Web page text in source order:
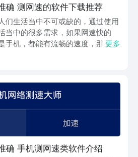
确 测网速的软件下载推荐
们生活当中不可或缺的，通过使用
当中的很多需求，如果网速快的
手机，都能有流畅的速度，那么测
天小编为大家详细介绍几款，如
更多
确 手机测网速类软件介绍